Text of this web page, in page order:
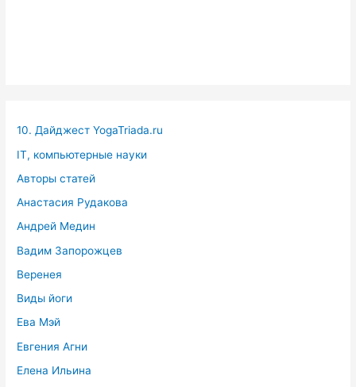
10. Дайджест YogaTriada.ru
IT, компьютерные науки
Авторы статей
Анастасия Рудакова
Андрей Медин
Вадим Запорожцев
Веренея
Виды йоги
Ева Мэй
Евгения Агни
Елена Ильина